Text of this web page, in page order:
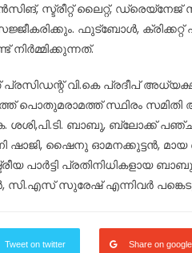
സ്ട്രീറ്റ് ലൈറ്റ്,
ഫുട്ബോൾ, ക്രിക്കറ്റ്
നിർമ്മിക്കുന്നത്.
പ്രസിഡന്റ് വി.കെ പ്രദീപ്
പൊതുമരാമത്ത് സ്ഥിരം
ശശി,പി.ടി. ബാബു, ബ്ലോക്ക്
ഷാജി, ഷൈനു ഓമനക്കുട്ടൻ,
പാർട്ടി
സി.എസ് സുരേഷ് എന്നിവർ
Tweet on twitter Share on